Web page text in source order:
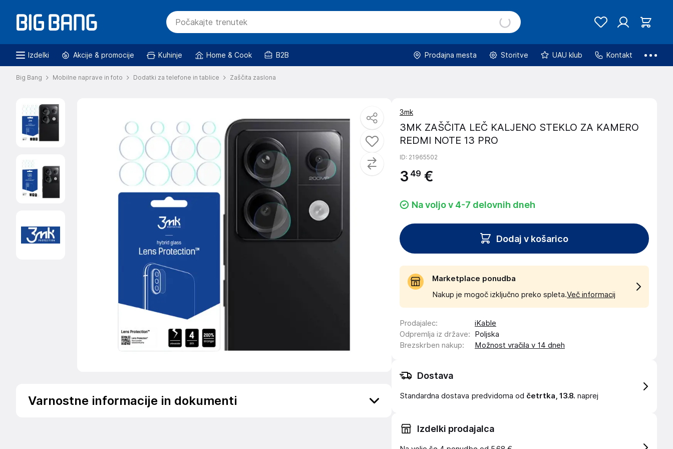
Izdelki Akcije & promocije Kuhinje Home & Cook B2B Prodajna mesta Storitve UAU klub Kontakt
Big Bang Mobilne naprave in foto Dodatki za telefone in tablice Zaščita zaslona
Varnostne informacije in dokumenti
3mk
3MK ZAŠČITA LEČ KALJENO STEKLO ZA KAMERO
REDMI NOTE 13 PRO
ID: 21965502
3 49 €
Na voljo v 4-7 delovnih dneh
Dodaj v košarico
Marketplace ponudba
Nakup je mogoč izključno preko spleta.Več informacij
Prodajalec:
iKable
Odpremlja iz države:
Poljska
Brezskrben nakup: Možnost vračila v 14 dneh
Dostava
Standardna dostava predvidoma od četrtka, 13.8. naprej
Izdelki prodajalca